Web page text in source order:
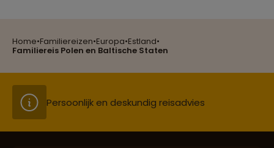
Home•Familiereizen•Europa•Estland•
Familiereis Polen en Baltische Staten
Groepsreizen mét indivuele vrijheid
Persoonlijk en deskundig reisadvies